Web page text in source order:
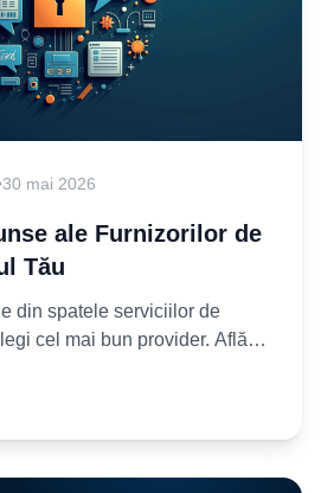
30 mai 2026
ale Furnizorilor de
Tău
din spatele serviciilor de
cel mai bun provider. Află
și optimizează-ți